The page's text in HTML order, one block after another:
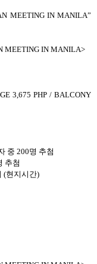
MEETING IN MANILA”
MEETING IN MANILA>
3,675 PHP / BALCONY
중 200명 추첨
추첨
(현지시간)